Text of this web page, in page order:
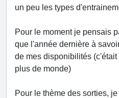
un peu les types
Pour le moment je pensais
que l'année dernière à
de mes disponibilités
plus de monde)
Pour le thème des sorties,